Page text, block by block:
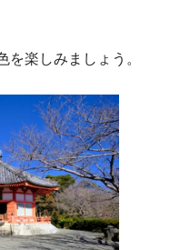
を楽しみましょう。